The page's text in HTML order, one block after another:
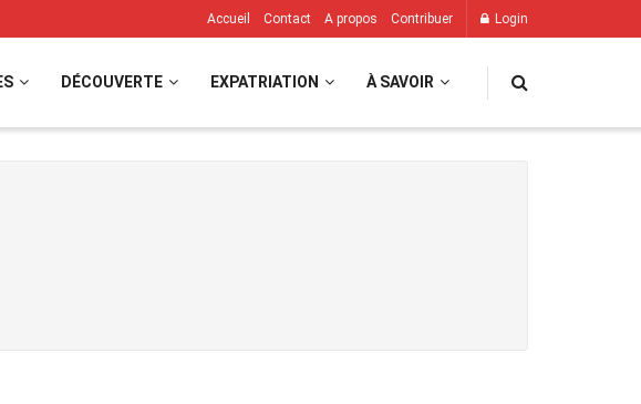
Accueil Contact A propos Contribuer Login
DÉCOUVERTE EXPATRIATION À SAVOIR